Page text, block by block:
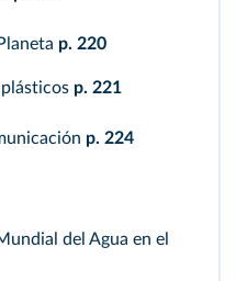
p. 220
p. 221
p. 224
del Agua en el